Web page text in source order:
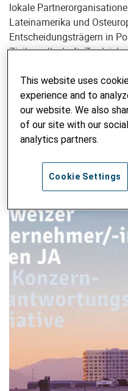
lokale
Lateinamerika und
Entscheidungsträgern in
Zivilgesellschaft. Zugleich
regelmässigen Austausch
Parlamentariern.
BLOG DURCHSUCHEN
This website uses
experience and to
our website. We also
of our site with our
analytics partners.
Cookie Settings